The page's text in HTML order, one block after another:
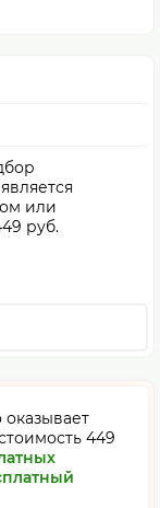
или
руб.
оказывает
449